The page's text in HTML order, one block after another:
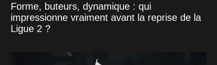
Forme, buteurs, dynamique : qui
impressionne vraiment avant la reprise de la
Ligue 2 ?